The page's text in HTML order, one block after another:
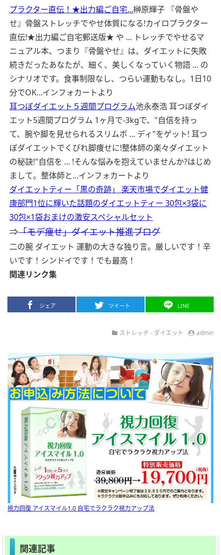
プラクター直伝！★出力編ご自宅...榊原輝子 『骨盤や
せ』骨盤ストレッチでやせ体質になる!カイロプラクター
直伝!★出力編ご自宅郵送版★ や ... トレッチでやせるマ
ニュアル本、つまり『骨盤やせ』は、ダイエットに失敗
続きだったあなたが、細く、美しくなっていく物語 ... の
シナリオです。食事制限なし、つらい運動もなし。1日10
分でOK...インフォカートより
耳つぼダイエット５週間プログラム池永泰浩 耳つぼダイ
エット5週間プログラム 1ヶ月で-3kgで、"自信を持っ
て、腕や脚を見せられるスリムボ ... ディ"をゲット! 耳つ
ぼダイエットでくびれ脚痩せに!整体師の楽々ダイエット
の秘訣!"自信を ... !そんな悩みを抱えていませんか?はじめ
まして。整体師と...インフォカートより
ダイエットティー「黒の奇跡」 楽天市場でダイエット健
康部門1位に輝いた話題のダイエットティー 30包×3袋に
30包×1袋おまけの激安スペシャルセット
⇒「モデ痩せ」ダイエット推進ブログ
二の腕 ダイエット 運動の大きな独り言。厳しいです！辛
いです！シンドイです！でも最高！
関連リンク集
シェア ツイート LINE
ストレッチ - ダイエット admin
視力回復 アイスマイル1.0 自宅でラクラク視力アップ法
関連記事